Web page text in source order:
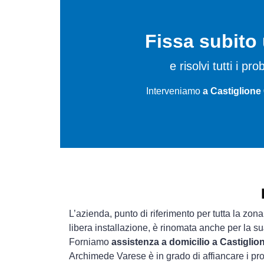
Fissa subito
e risolvi tutti i
Interveniamo a Castiglione
L’azienda, punto di riferimento per tutta la
libera installazione, è rinomata anche per la
Forniamo assistenza a domicilio a
Archimede Varese è in grado di affiancare i